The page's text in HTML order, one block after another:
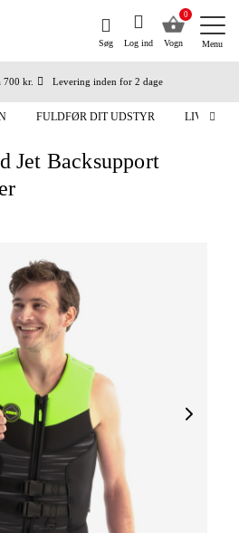
0
Vogn
Log ind
Søg Menu
700 kr.
Levering inden for 2 dage
FULDFØR DIT UDSTYR
Jet Backsupport